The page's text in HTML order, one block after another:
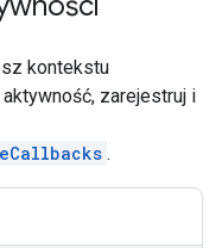
kontekstu
zarejestruj i
.